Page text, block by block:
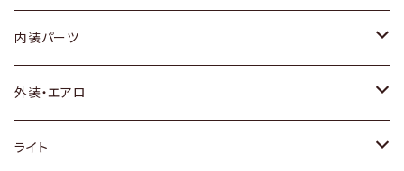
内装パーツ
トヨタ
ホンダ
外装・エアロ
トヨタ
ライト